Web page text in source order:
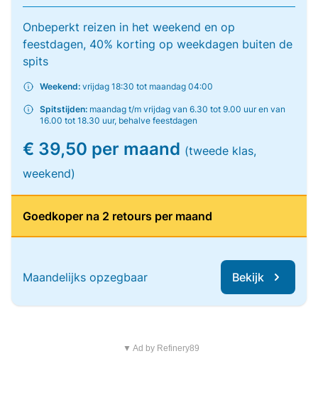
Onbeperkt reizen in het weekend en op
feestdagen, 40% korting op weekdagen buiten de
spits
Weekend: vrijdag 18:30 tot maandag 04:00
Spitstijden: maandag t/m vrijdag van 6.30 tot 9.00 uur en van
16.00 tot 18.30 uur, behalve feestdagen
€ 39,50 per maand (tweede klas,
weekend)
Goedkoper na 2 retours per maand
Maandelijks opzegbaar Bekijk
▼ Ad by Refinery89